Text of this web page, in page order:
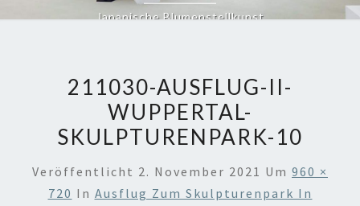
Japanische Blumenstellkunst
211030-AUSFLUG-II-
WUPPERTAL-
SKULPTURENPARK-10
Veröffentlicht 2. November 2021 Um 960 ×
720 In Ausflug Zum Skulpturenpark In